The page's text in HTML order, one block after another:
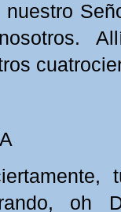
nuestro
oh